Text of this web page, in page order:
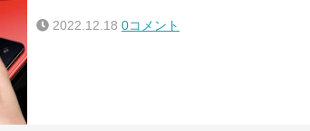
2022.12.18 0コメント